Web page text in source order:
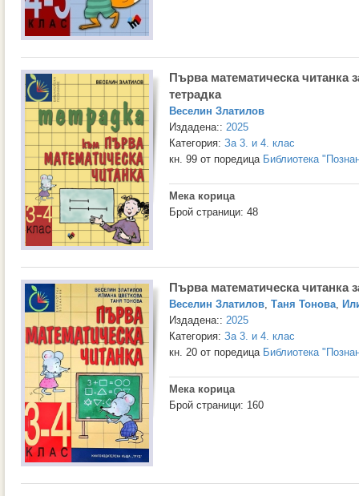
Първа математическа читанка
тетрадка
Веселин Златилов
Издадена:: 2025
Категория: За 3. и 4. клас
кн. 99 от поредица Библиотека
Мека корица
Брой страници: 48
Първа математическа читанка
Веселин Златилов, Таня Тонова,
Издадена:: 2025
Категория: За 3. и 4. клас
кн. 20 от поредица Библиотека
Мека корица
Брой страници: 160